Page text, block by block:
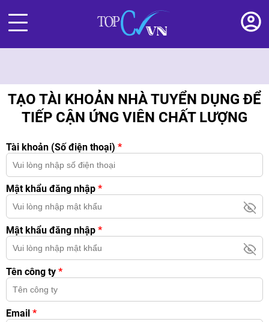
TẠO TÀI KHOẢN NHÀ TUYỂN DỤNG ĐỂ
TIẾP CẬN ỨNG VIÊN CHẤT LƯỢNG
Tài khoản (Số điện thoại) *
Mật khẩu đăng nhập *
Mật khẩu đăng nhập *
Tên công ty *
Email *